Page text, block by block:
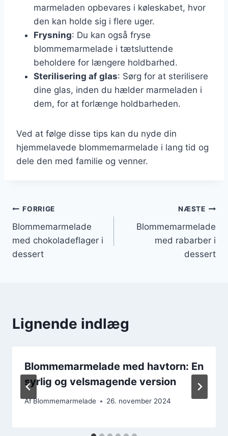
marmeladen opbevares i køleskabet, hvor
den kan holde sig i flere uger.
Frysning: Du kan også fryse
blommemarmelade i tætsluttende
beholdere for længere holdbarhed.
Sterilisering af glas: Sørg for at sterilisere
dine glas, inden du hælder marmeladen i
dem, for at forlænge holdbarheden.
Ved at følge disse tips kan du nyde din
hjemmelavede blommemarmelade i lang tid og
dele den med familie og venner.
Indlægsnavigation
FORRIGE
Blommemarmelade
med chokoladeflager i
dessert
NÆSTE
Blommemarmelade
med rabarber i
dessert
Lignende indlæg
Blommemarmelade med havtorn: En
syrlig og velsmagende version
AfBlommemarmelade 26. november 2024